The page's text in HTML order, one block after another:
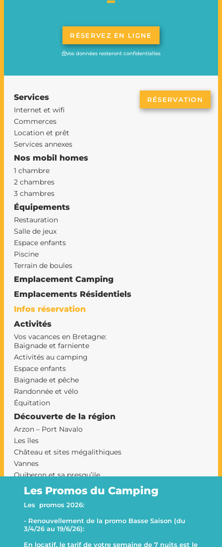
Les Promos du Camping
Les promos 2026:
- Renouvellement de la promo Basse Saison (du
3/4/26 au 19/6/26):
En locatif, le tarif de votre semaine de 7 nuits est le
RÉSERVEZ EN LIGNE
Vos données resteront confidentielles
Services
Internet et wifi
Commerces
Location et prêt
Services annexes
Nos mobil homes
1 chambre
2 chambres
3 chambres
Équipements
Restauration
Salle de jeux
Espace enfants
Piscine
Terrain de boules
Emplacement Camping
Emplacements Résidentiels
Infos réservation
Activités
Vos vacances en Bretagne:
Baignade et farniente
Activités au camping
Espace enfants
Baignade et pêche
Randonnée et vélo
Équitation
Découverte de la région
Arzon – Port Navalo
Les îles
Château et sites mégalithiques
Vannes
Quiberon et sa presqu’ile
Le Morbihan et sa presqu’ile
Camping Sarzeau
Le camping Goh Velin
RÉSERVATION
This website uses cookies
This website uses cookies to improve user experience. By